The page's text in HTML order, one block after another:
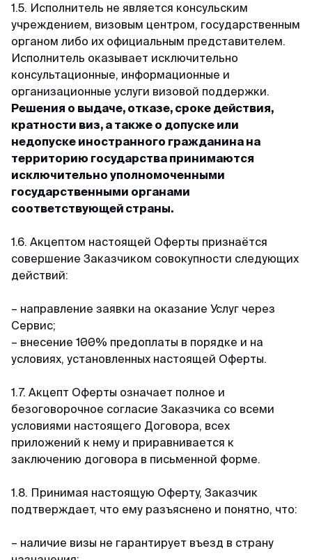
Майкл
Отзыв с Telegram · 2024
Приятное общение
Первый раз оформлял через вас, настолько
быстро, приятное общение через переписку,
всë разъяснили и был успех. Большое спасибо
за помощь, буду пользоваться вашим каналом
и рекомендовать своим друзьям. Огромное
спасибо 🙏💕
Елена
Оперативно
Сингапур, очень оперативно, минимальный
пакет документов. При учете что я хотела
подавать в визовый центр в питере,
подготовила огромный список документов, но
не смогла записаться на подачу (ожидание
записи на подачу более месяца). Уже
отчаялась но нашла этих ребят. и все
оперативно сделали
Оформили keta быстрее чем ожидал и никакой
Telegram-канал
Пользователям
Договор-оферта
Конфиденциальность
1.5. Исполнитель не является консульским
учреждением, визовым центром, государственным
органом либо их официальным представителем.
Исполнитель оказывает исключительно
консультационные, информационные и
организационные услуги визовой поддержки.
Решения о выдаче, отказе, сроке действия,
кратности виз, а также о допуске или
недопуске иностранного гражданина на
территорию государства принимаются
исключительно уполномоченными
государственными органами
соответствующей страны.
1.6. Акцептом настоящей Оферты признаётся
совершение Заказчиком совокупности следующих
действий:
– направление заявки на оказание Услуг через
Сервис;
– внесение 100% предоплаты в порядке и на
условиях, установленных настоящей Оферты.
1.7. Акцепт Оферты означает полное и
безоговорочное согласие Заказчика со всеми
условиями настоящего Договора, всех
приложений к нему и приравнивается к
заключению договора в письменной форме.
1.8. Принимая настоящую Оферту, Заказчик
подтверждает, что ему разъяснено и понятно, что:
– наличие визы не гарантирует въезд в страну